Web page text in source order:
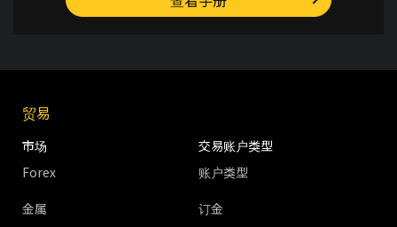
贸易
市场
Forex
金属
交易账户类型
账户类型
订金